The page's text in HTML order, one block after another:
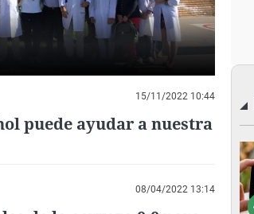
15/11/2022 10:44
puede ayudar a nuestra
08/04/2022 13:14